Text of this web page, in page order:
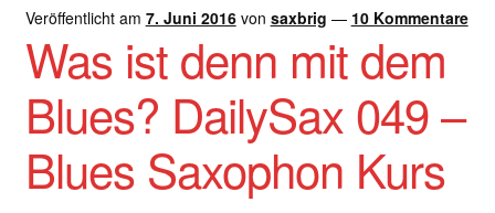
ANMELDUNG
Dankeschön – Impro Basic Downloads (Youtube)
Datenschutz
Veröffentlicht am 7. Juni 2016 von saxbrig — 10 Kommentare
Was ist denn mit dem
Blues? DailySax 049 –
Blues Saxophon Kurs